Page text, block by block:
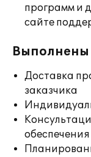
программ и
сайте
Доставка
заказчика